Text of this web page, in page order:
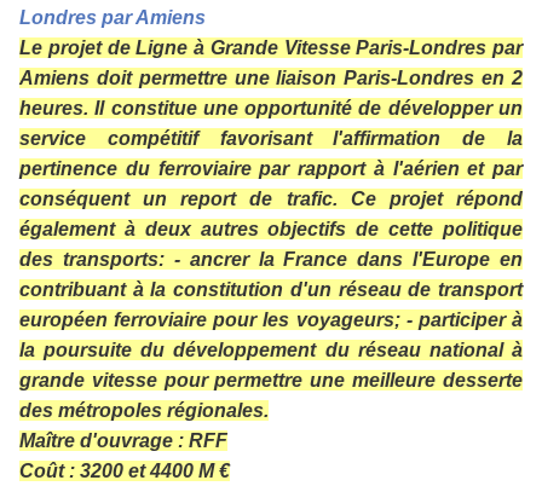
Londres par Amiens
Le projet de Ligne à Grande Vitesse Paris-Londres par
Amiens doit permettre une liaison Paris-Londres en 2
heures. Il constitue une opportunité de développer un
service compétitif favorisant l'affirmation de la
pertinence du ferroviaire par rapport à l'aérien et par
conséquent un report de trafic. Ce projet répond
également à deux autres objectifs de cette politique
des transports: - ancrer la France dans l'Europe en
contribuant à la constitution d'un réseau de transport
européen ferroviaire pour les voyageurs; - participer à
la poursuite du développement du réseau national à
grande vitesse pour permettre une meilleure desserte
des métropoles régionales.
Maître d'ouvrage : RFF
Coût: 3200 et 4400 M €